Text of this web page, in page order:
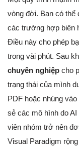
vòng đời. Bạn có thể
các trường hợp biên
Điều này cho phép
trong vài phút. Sau
chuyên nghiệp cho
trạng thái của mình
PDF hoặc nhúng
sẻ các mô hình do
viên nhóm trở nên
Visual Paradigm